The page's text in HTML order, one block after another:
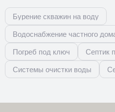
Бурение скважин на воду
Водоснабжение частного
Погреб под ключ Септик
Системы очистки воды